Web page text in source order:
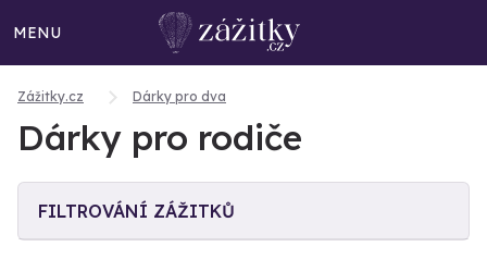
MENU
Zážitky.cz Dárky pro dva
Dárky pro rodiče
FILTROVÁNÍ ZÁŽITKŮ